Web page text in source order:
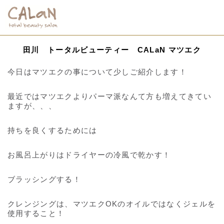
田川 トータルビューティー CALaN マツエク
今日はマツエクの事について少しご紹介します！
最近ではマツエクよりパーマ派なんて方も増えてきてい
ますが、、、
持ちを良くするためには
お風呂上がりはドライヤーの冷風で乾かす！
ブラッシングする！
クレンジングは、マツエクOKのオイルではなくジェルを
使用すること！